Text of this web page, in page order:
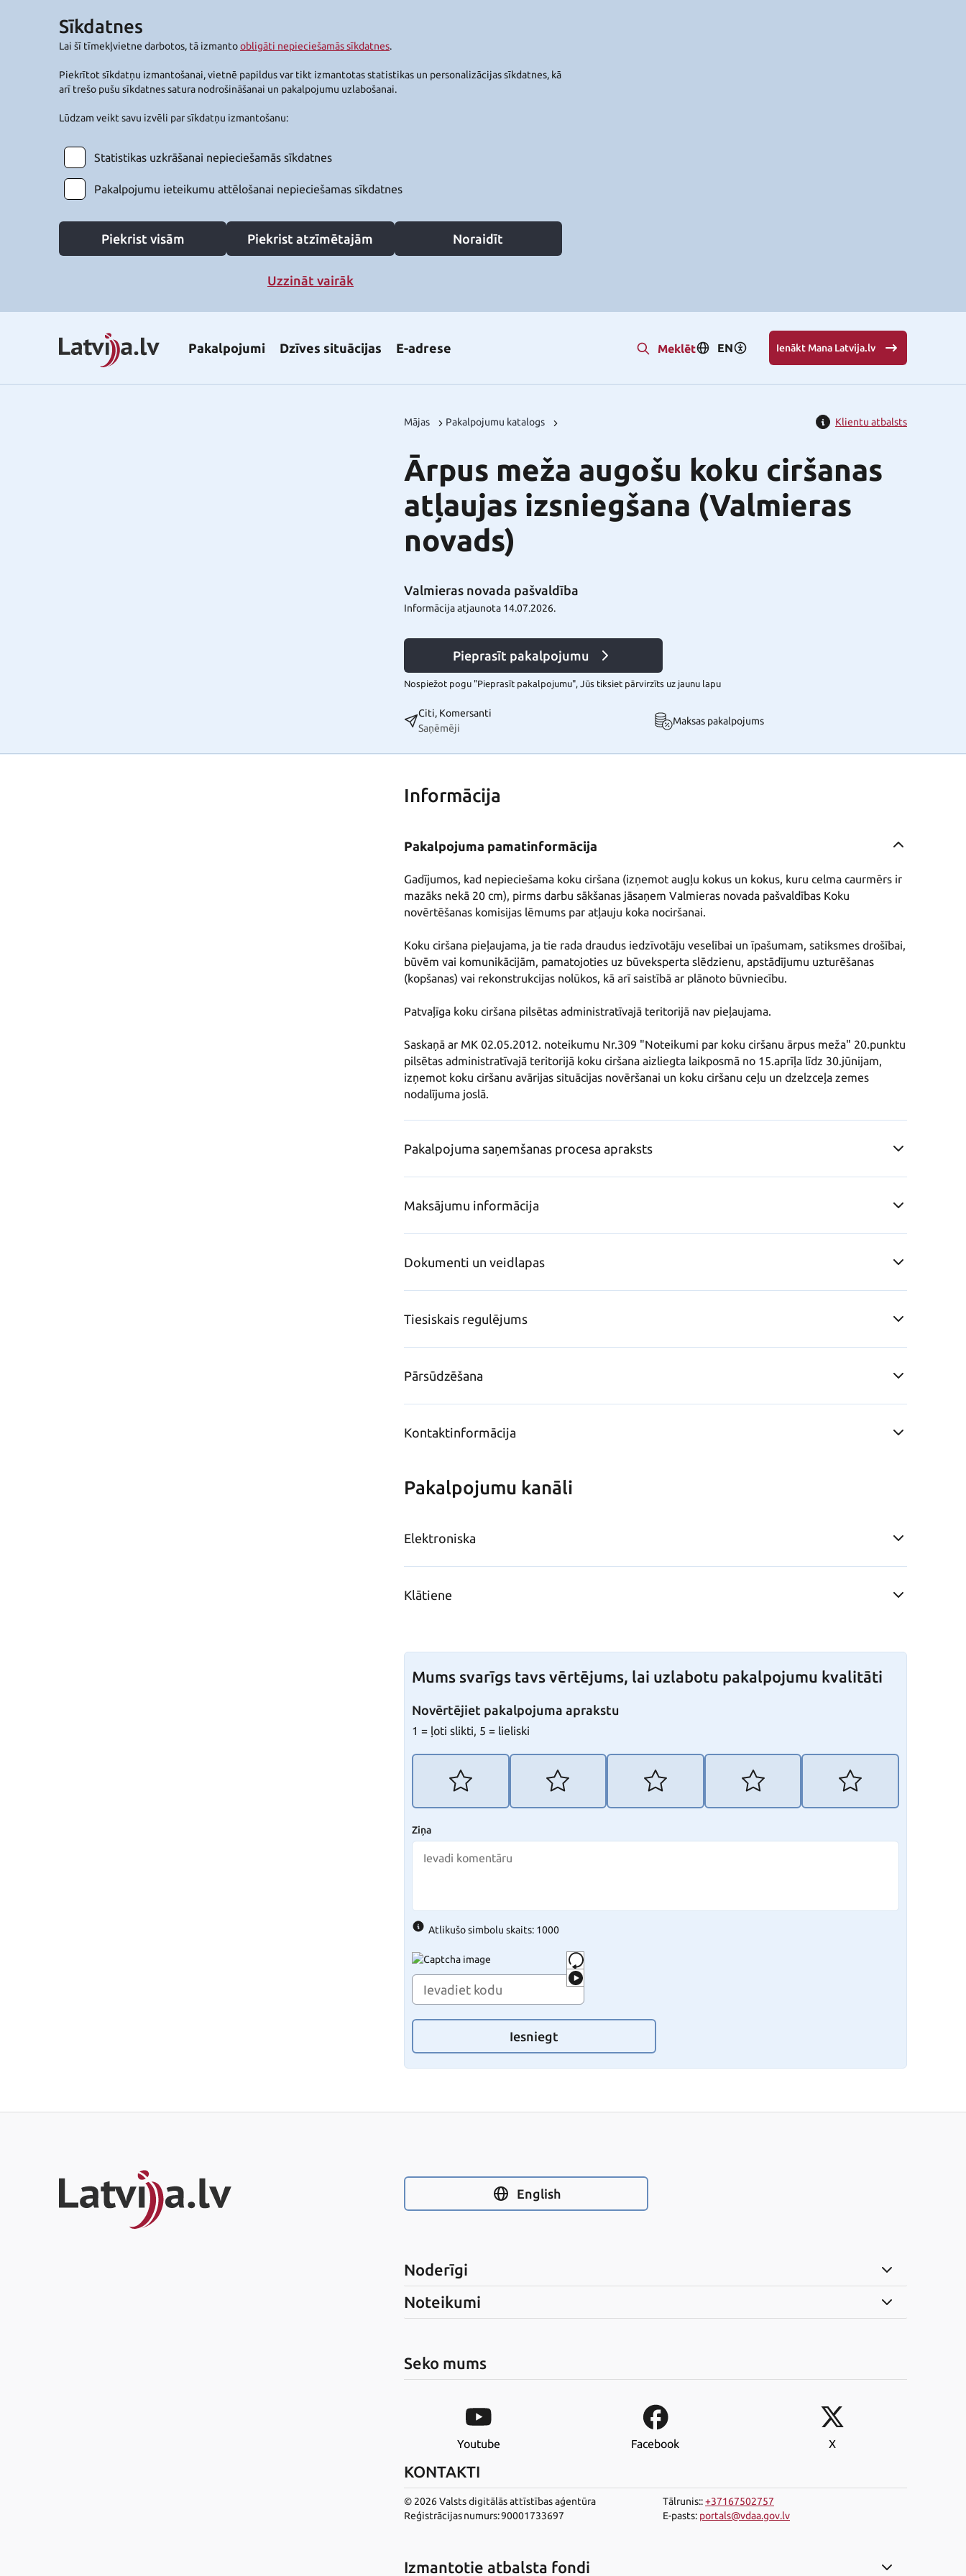
Sīkdatnes
Lai šī tīmekļvietne darbotos, tā izmantoobligāti nepieciešamās sīkdatnes.
Piekrītot sīkdatņu izmantošanai, vietnē papildus var tikt izmantotas statistikas un personalizācijas sīkdatnes, kā
arī trešo pušu sīkdatnes satura nodrošināšanai un pakalpojumu uzlabošanai.
Lūdzam veikt savu izvēli par sīkdatņu izmantošanu:
Statistikas uzkrāšanai nepieciešamās sīkdatnes
Pakalpojumu ieteikumu attēlošanai nepieciešamas sīkdatnes
Piekrist visām Piekrist atzīmētajām Noraidīt
Uzzināt vairāk
Pakalpojumi Dzīves situācijas E-adrese Meklēt EN Ienākt Mana Latvija.lv
Mājas Pakalpojumu katalogs Klientu atbalsts
Ārpus meža augošu koku ciršanas
atļaujas izsniegšana (Valmieras
novads)
Valmieras novada pašvaldība
Informācija atjaunota 14.07.2026.
Pieprasīt pakalpojumu
Nospiežot pogu "Pieprasīt pakalpojumu", Jūs tiksiet pārvirzīts uz jaunu lapu
Citi, Komersanti
Saņēmēji
Maksas pakalpojums
Informācija
Pakalpojuma pamatinformācija
Gadījumos, kad nepieciešama koku ciršana (izņemot augļu kokus un kokus, kuru celma caurmērs ir
mazāks nekā 20 cm), pirms darbu sākšanas jāsaņem Valmieras novada pašvaldības Koku
novērtēšanas komisijas lēmums par atļauju koka nociršanai.
Koku ciršana pieļaujama, ja tie rada draudus iedzīvotāju veselībai un īpašumam, satiksmes drošībai,
būvēm vai komunikācijām, pamatojoties uz būveksperta slēdzienu, apstādījumu uzturēšanas
(kopšanas) vai rekonstrukcijas nolūkos, kā arī saistībā ar plānoto būvniecību.
Patvaļīga koku ciršana pilsētas administratīvajā teritorijā nav pieļaujama.
Saskaņā ar MK 02.05.2012. noteikumu Nr.309 "Noteikumi par koku ciršanu ārpus meža" 20.punktu
pilsētas administratīvajā teritorijā koku ciršana aizliegta laikposmā no 15.aprīļa līdz 30.jūnijam,
izņemot koku ciršanu avārijas situācijas novēršanai un koku ciršanu ceļu un dzelzceļa zemes
nodalījuma joslā.
Pakalpojuma saņemšanas procesa apraksts
Maksājumu informācija
Dokumenti un veidlapas
Tiesiskais regulējums
Pārsūdzēšana
Kontaktinformācija
Pakalpojumu kanāli
Elektroniska
Klātiene
Mums svarīgs tavs vērtējums, lai uzlabotu pakalpojumu kvalitāti
Novērtējiet pakalpojuma aprakstu
1 = ļoti slikti, 5 = lieliski
Ziņa
Atlikušo simbolu skaits: 1000
Iesniegt
English
Noderīgi
Noteikumi
Seko mums
Youtube Facebook X
KONTAKTI
© 2026 Valsts digitālās attīstības aģentūra
Reģistrācijas numurs: 90001733697
Tālrunis::+37167502757
E-pasts: portals@vdaa.gov.lv
Izmantotie atbalsta fondi